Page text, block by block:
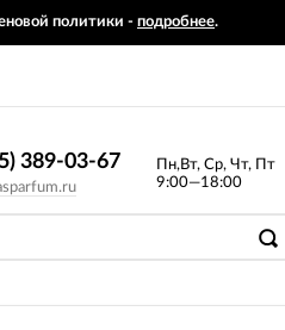
политики - подробнее.
389-03-67
Пн,Вт, Ср, Чт, Пт
9:00—18:00